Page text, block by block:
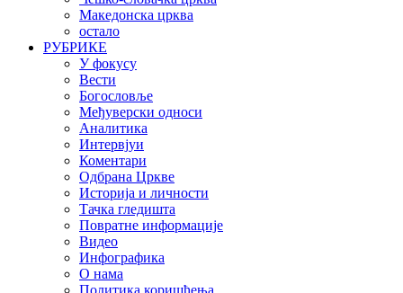
Македонска црква
остало
РУБРИКЕ
У фокусу
Вести
Богословље
Међуверски односи
Аналитика
Интервјуи
Коментари
Одбрана Цркве
Историја и личности
Тачка гледишта
Повратне информације
Видео
Инфографика
О нама
Политика коришћења